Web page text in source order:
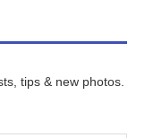
tips & new photos.